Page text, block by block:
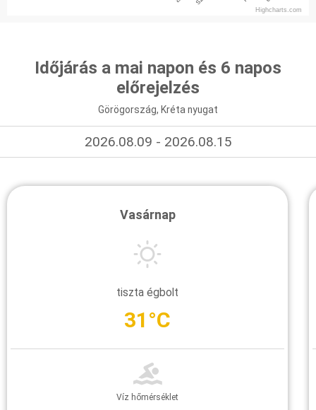
Highcharts.com
Időjárás a mai napon és 6 napos
előrejelzés
Görögország, Kréta nyugat
2026.08.09 - 2026.08.15
Vasárnap
tiszta égbolt
31°C
Víz hőmérséklet